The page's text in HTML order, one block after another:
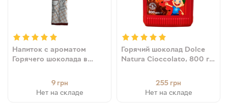
Напиток с ароматом
Горячего шоколада в
(4820195150146)
9 грн
Нет на складе
Горячий шоколад Dolce
Natura Cioccolato, 800 г
255 грн
Нет на складе